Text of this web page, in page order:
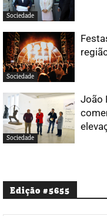
Sociedade
Sociedade
Sociedade
João
Edição #5655